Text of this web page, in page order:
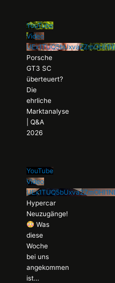
YouTube
Video
Porsche
GT3 SC
überteuert?
Die
ehrliche
Marktanalyse
| Q&A
2026
YouTube
Video
Hypercar
Neuzugänge!
Was
diese
Woche
bei uns
angekommen
ist…